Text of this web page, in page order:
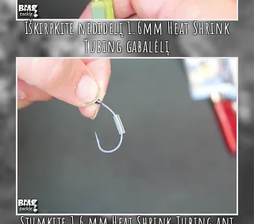
Iškirpkite nedidelį1.6mm Heat Shrink
Tubinggabalėlį